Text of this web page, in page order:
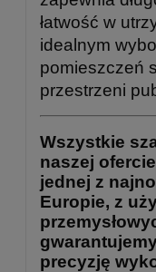
łatwość w
idealnym
pomieszczeń
przestrzeni
Wszystkie
naszej
jednej z
Europie, z
precyzję